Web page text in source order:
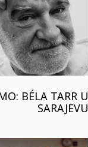
BÉLA TARR U
SARAJEVU